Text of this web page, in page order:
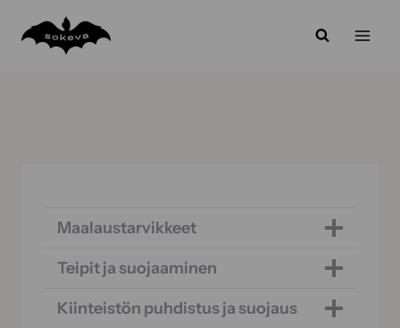
sisältöön
Maalaustarvikkeet
Teipit ja suojaaminen
Kiinteistön puhdistus ja suojaus